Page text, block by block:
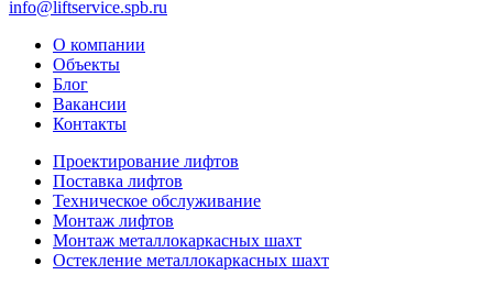
info@liftservice.spb.ru
О компании
Объекты
Блог
Вакансии
Контакты
Проектирование лифтов
Поставка лифтов
Техническое обслуживание
Монтаж лифтов
Монтаж металлокаркасных шахт
Остекление металлокаркасных шахт